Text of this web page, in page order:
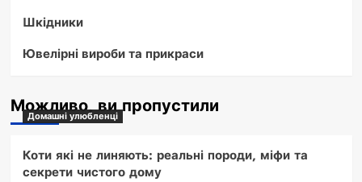
Шкідники
Ювелірні вироби та прикраси
Можливо, ви пропустили
Домашні улюбленці
Коти які не линяють: реальні породи, міфи та
секрети чистого дому